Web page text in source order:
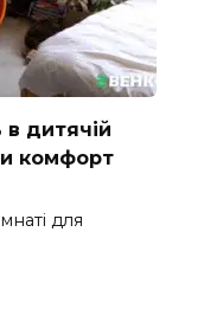
в дитячій
комфорт
для